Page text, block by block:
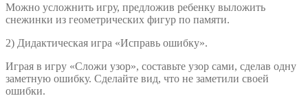
Можно усложнить игру, предложив ребенку выложить
снежинки из геометрических фигур по памяти.
2) Дидактическая игра «Исправь ошибку».
Играя в игру «Сложи узор», составьте узор сами, сделав одну
заметную ошибку. Сделайте вид, что не заметили своей
ошибки.